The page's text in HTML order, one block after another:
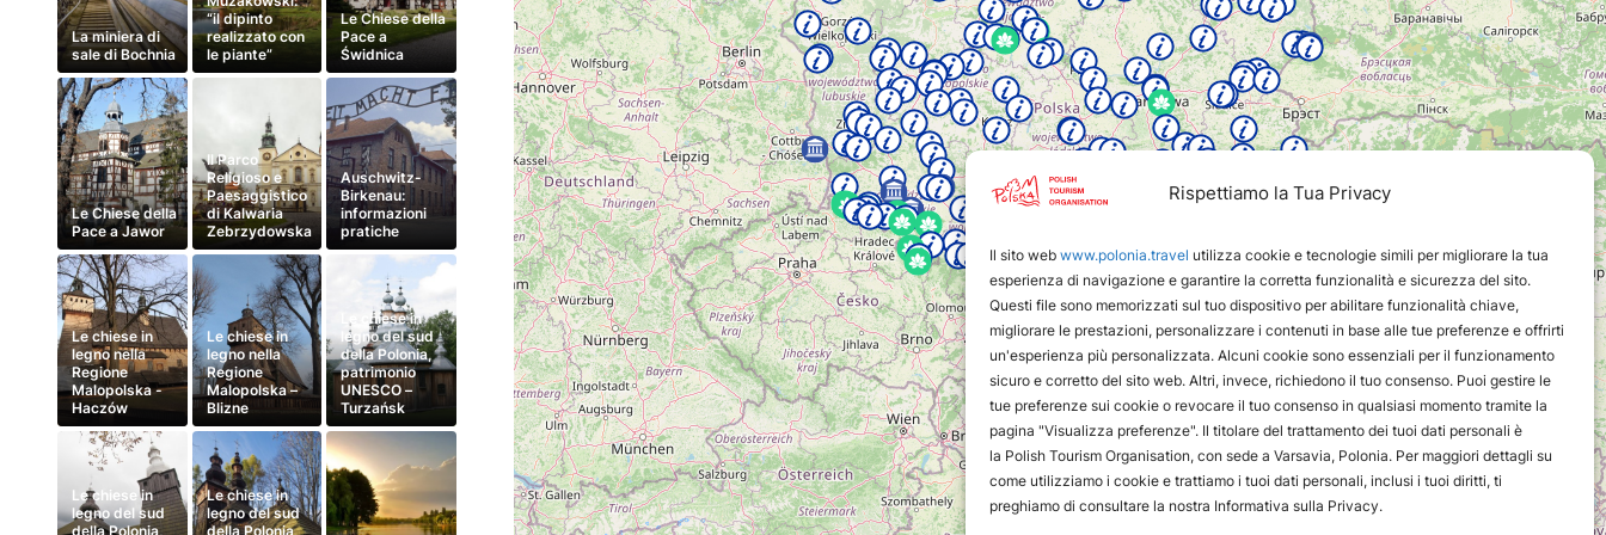
Rispettiamo la Tua Privacy
Il sito web www.polonia.travel utilizza cookie e tecnologie simili per migliorare la tua
esperienza di navigazione e garantire la corretta funzionalità e sicurezza del sito.
Questi file sono memorizzati sul tuo dispositivo per abilitare funzionalità chiave,
migliorare le prestazioni, personalizzare i contenuti in base alle tue preferenze e offrirti
un'esperienza più personalizzata. Alcuni cookie sono essenziali per il funzionamento
sicuro e corretto del sito web. Altri, invece, richiedono il tuo consenso. Puoi gestire le
tue preferenze sui cookie o revocare il tuo consenso in qualsiasi momento tramite la
pagina "Visualizza preferenze". Il titolare del trattamento dei tuoi dati personali è
la Polish Tourism Organisation, con sede a Varsavia, Polonia. Per maggiori dettagli su
come utilizziamo i cookie e trattiamo i tuoi dati personali, inclusi i tuoi diritti, ti
preghiamo di consultare la nostra Informativa sulla Privacy.
La miniera di
sale di Bochnia
“il dipinto
realizzato con
le piante”
Le Chiese della
Pace a
Świdnica
Le Chiese della
Pace a Jawor
Il Parco
Religioso e
Paesaggistico
di Kalwaria
Zebrzydowska
Auschwitz-
Birkenau:
informazioni
pratiche
Le chiese in
legno nella
Regione
Malopolska -
Haczów
Le chiese in
legno nella
Regione
Malopolska –
Blizne
Le chiese in
legno del sud
della Polonia,
patrimonio
UNESCO –
Turzańsk
Le chiese in
legno del sud
della Polonia,
Le chiese in
legno del sud
della Polonia,